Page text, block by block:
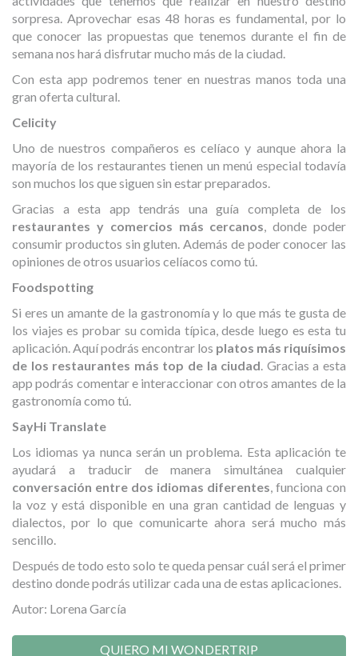
sorpresa. Aprovechar esas 48 horas es fundamental, por lo
que conocer las propuestas que tenemos durante el fin de
semana nos hará disfrutar mucho más de la ciudad.
Con esta app podremos tener en nuestras manos toda una
gran oferta cultural.
Celicity
Uno de nuestros compañeros es celíaco y aunque ahora la
mayoría de los restaurantes tienen un menú especial todavía
son muchos los que siguen sin estar preparados.
Gracias a esta app tendrás una guía completa de los
restaurantes y comercios más cercanos, donde poder
consumir productos sin gluten. Además de poder conocer las
opiniones de otros usuarios celíacos como tú.
Foodspotting
Si eres un amante de la gastronomía y lo que más te gusta de
los viajes es probar su comida típica, desde luego es esta tu
aplicación. Aquí podrás encontrar los platos más riquísimos
de los restaurantes más top de la ciudad. Gracias a esta
app podrás comentar e interaccionar con otros amantes de la
gastronomía como tú.
SayHi Translate
Los idiomas ya nunca serán un problema. Esta aplicación te
ayudará a traducir de manera simultánea cualquier
conversación entre dos idiomas diferentes, funciona con
la voz y está disponible en una gran cantidad de lenguas y
dialectos, por lo que comunicarte ahora será mucho más
sencillo.
Después de todo esto solo te queda pensar cuál será el primer
destino donde podrás utilizar cada una de estas aplicaciones.
Autor: Lorena García
QUIERO MI WONDERTRIP